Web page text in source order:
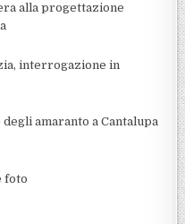
alla progettazione
interrogazione in
amaranto a Cantalupa
foto